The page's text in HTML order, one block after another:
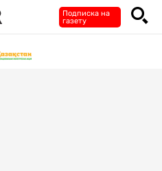
Подписка на
газету